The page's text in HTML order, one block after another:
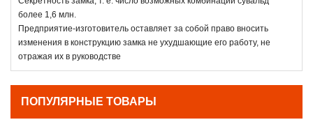
более 1,6 млн.
Предприятие-изготовитель оставляет за собой право вносить
изменения в конструкцию замка не ухудшающие его работу, не
отражая их в руководстве
ПОПУЛЯРНЫЕ ТОВАРЫ